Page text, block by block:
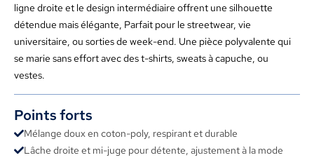
ligne droite et le design intermédiaire offrent une silhouette
détendue mais élégante, Parfait pour le streetwear, vie
universitaire, ou sorties de week-end. Une pièce polyvalente qui
se marie sans effort avec des t-shirts, sweats à capuche, ou
vestes.
Points forts
Mélange doux en coton-poly, respirant et durable
Lâche droite et mi-juge pour détente, ajustement à la mode